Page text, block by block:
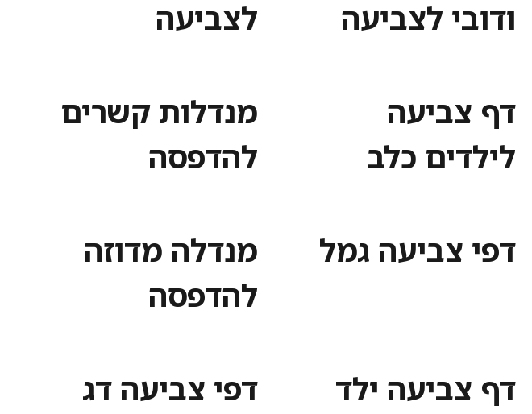
ודובי לצביעה
לצביעה
דף צביעה
לילדים כלב
מנדלות קשרים
להדפסה
דפי צביעה גמל
מנדלה מדוזה
להדפסה
דף צביעה ילד
דפי צביעה דג